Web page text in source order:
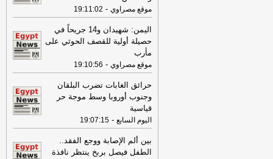
موقع مصراوي -
19:11:02
اليمن: شهيدان و14 جريحاً في
حصيلة أولية للقصف الحوثي على
مأرب
موقع مصراوي -
19:10:56
حرائق الغابات تضرب البلقان
وجنوب أوروبا وسط موجة حر
قياسية
اليوم السابع -
19:07:15
بين ألم الإصابة ووجع الفقد..
الطفل فيصل بربخ ينتظر نافذة